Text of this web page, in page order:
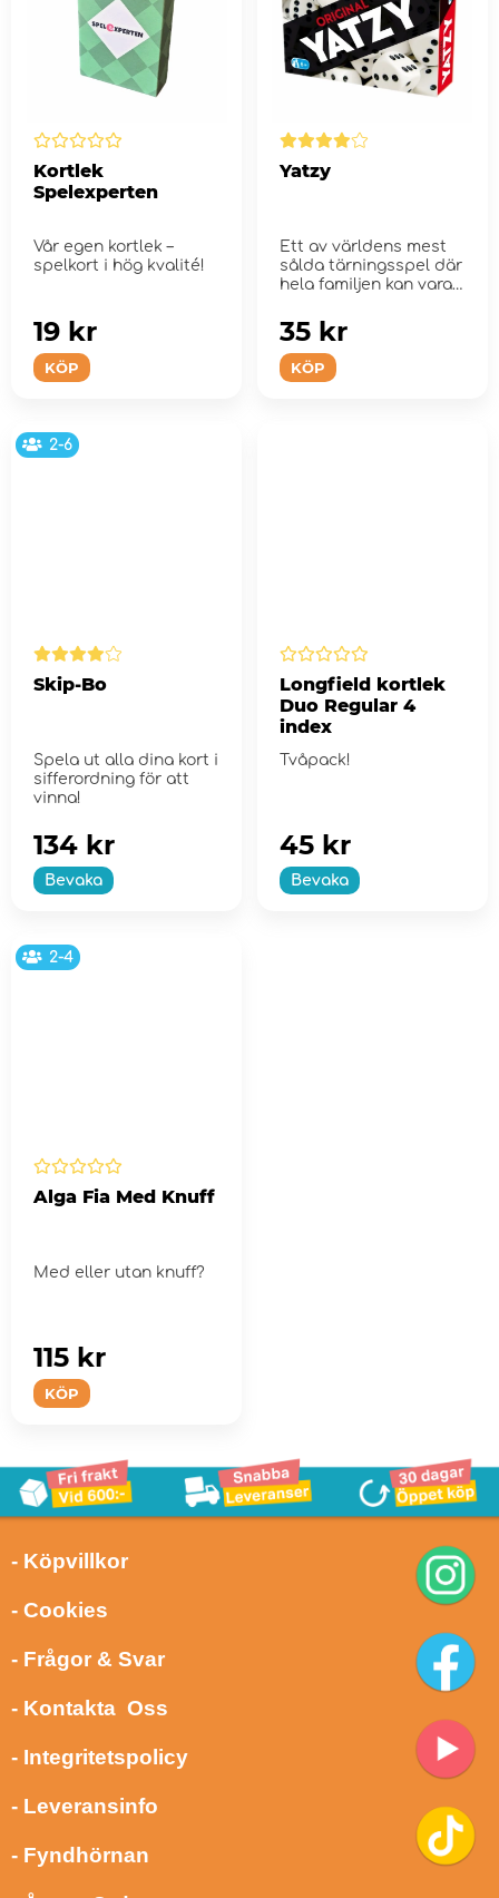
Kortlek
Spelexperten
Vår egen kortlek –
spelkort i hög kvalité!
KÖP
19 kr
Yatzy
Ett av världens mest
sålda tärningsspel där
hela familjen kan vara
KÖP
35 kr
2-6
Skip-Bo
Spela ut alla dina kort i
sifferordning för att
vinna!
Bevaka
134 kr
Longfield kortlek
Duo Regular 4
index
Tvåpack!
Bevaka
45 kr
2-4
Alga Fia Med Knuff
Med eller utan knuff?
KÖP
115 kr
- Köpvillkor
- Cookies
- Frågor & Svar
- Kontakta Oss
- Integritetspolicy
- Leveransinfo
- Fyndhörnan